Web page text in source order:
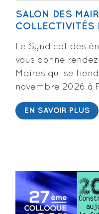
SALON DES
COLLECTIVITÉS
Le Syndicat des
vous donne
Maires qui se
novembre 2026 à
EN SAVOIR PLUS